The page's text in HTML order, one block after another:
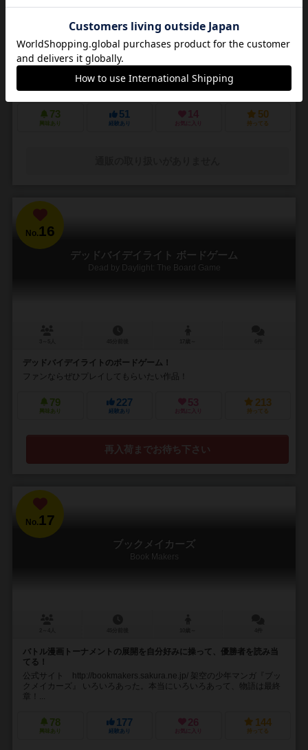
悪夢のような街で他の狩人を出し抜いて「血の遺志」を集めろ
ＰＳ４で発売されたフロムソフトウェアのブラッドボーンのカードゲ
ーム化。 かつて栄華を極めた古都ヤーナムでは風土病「獣の病」がは
73
興味あり
51
経験あり
14
お気に入り
50
持ってる
No. 16
デッドバイデイライト ボードゲーム
Dead by Daylight: The Board Game
デッドバイデイライトのボードゲーム！
ファンならぜひプレイしてもらいたい作品！
79
興味あり
227
経験あり
53
お気に入り
213
持ってる
再入荷までお待ち下さい
No.17
ブックメイカーズ
Book Makers
バトル漫画トーナメントの展開を自分好みに操って、優勝者を読み当
てる！
公式サイト http://bookmakers.sakura.ne.jp/ 架空の少年マンガ『ブッ
クメイカーズ』 いろいろあった。本当にいろいろあって、物語は最終
章！...
78
興味あり
177
経験あり
26
お気に入り
144
持ってる